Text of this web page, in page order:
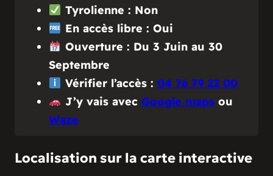
Tyrolienne : Non
En accès libre : Oui
Ouverture : Du 3 Juin au 30
Septembre
Vérifier l’accès : 04 76 79 22 00
J’y vais avec Google mapsou
Waze
Localisation sur la carte interactive